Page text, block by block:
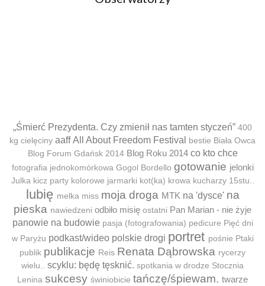
„Śmierć Prezydenta. Czy zmienił nas tamten styczeń” 400
kg cielęciny aaff All About Freedom Festival bestie Biała Owca
Blog Forum Gdańsk 2014 Blog Roku 2014 co kto chce
fotografia jednokomórkowa Gogol Bordello gotowanie jelonki
Julka kicz party kolorowe jarmarki kot(ka) krowa kucharzy 15stu..
lubię melka miss moja droga MTK na 'dysce' na
pieska nawiedzeni odbiło misię ostatni Pan Marian - nie żyje
panowie na budowie pasja (fotografowania) pedicure Pięć dni
w Paryżu podkast/wideo polskie drogi portret pośnie Ptaki
publik publikacje Reis Renata Dąbrowska rycerzy
wielu.. scyklu: będę tęsknić. spotkania w drodze Stocznia
Lenina sukcesy świniobicie tańczę/śpiewam. twarze